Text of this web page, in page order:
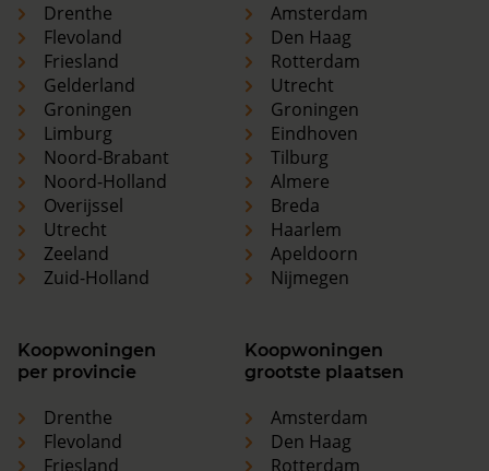
Drenthe
Flevoland
Friesland
Gelderland
Groningen
Limburg
Noord-Brabant
Noord-Holland
Overijssel
Utrecht
Zeeland
Zuid-Holland
Amsterdam
Den Haag
Rotterdam
Utrecht
Groningen
Eindhoven
Tilburg
Almere
Breda
Haarlem
Apeldoorn
Nijmegen
Koopwoningen
per provincie
Drenthe
Flevoland
Friesland
Koopwoningen
grootste plaatsen
Amsterdam
Den Haag
Rotterdam